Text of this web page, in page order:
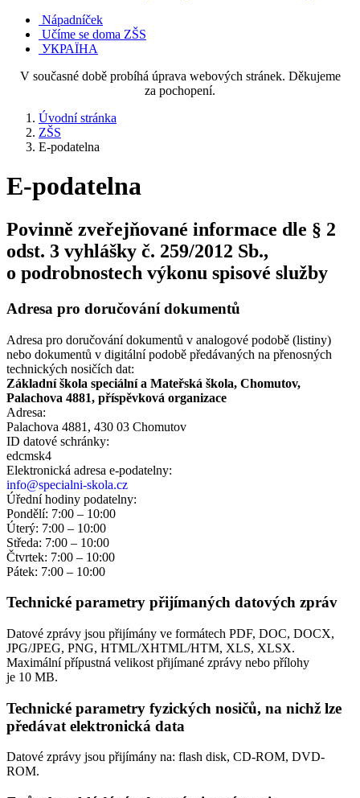
Nápadníček
Učíme se doma ZŠS
УКРАЇНА
V současné době probíhá úprava webových stránek. Děkujeme
za pochopení.
Úvodní stránka
ZŠS
E-podatelna
E-podatelna
Povinně zveřejňované informace dle § 2
odst. 3 vyhlášky č. 259/2012 Sb.,
o podrobnostech výkonu spisové služby
Adresa pro doručování dokumentů
Adresa pro doručování dokumentů v analogové podobě (listiny)
nebo dokumentů v digitální podobě předávaných na přenosných
technických nosičích dat:
Základní škola speciální a Mateřská škola, Chomutov,
Palachova 4881, příspěvková organizace
Adresa:
Palachova 4881, 430 03 Chomutov
ID datové schránky:
edcmsk4
Elektronická adresa e‑podatelny:
info@specialni-skola.cz
Úřední hodiny podatelny:
Pondělí: 7:00 – 10:00
Úterý: 7:00 – 10:00
Středa: 7:00 – 10:00
Čtvrtek: 7:00 – 10:00
Pátek: 7:00 – 10:00
Technické parametry přijímaných datových zpráv
Datové zprávy jsou přijímány ve formátech PDF, DOC, DOCX,
JPG/JPEG, PNG, HTML/XHTML/HTM, XLS, XLSX.
Maximální přípustná velikost přijímané zprávy nebo přílohy
je 10 MB.
Technické parametry fyzických nosičů, na nichž lze
předávat elektronická data
Datové zprávy jsou přijímány na: flash disk, CD-ROM, DVD-
ROM.